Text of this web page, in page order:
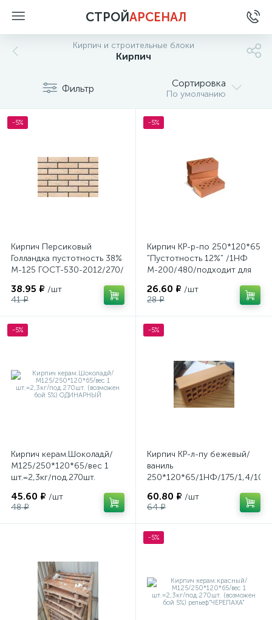
СТРОЙАРСЕНАЛ
Кирпич и строительные блоки
Кирпич
Фильтр Сортировка
По умолчанию
-5%
Кирпич Персиковый
Голландка пустотность 38%
М-125 ГОСТ-530-2012/270/
38.95 ₽ /шт
41 ₽
-5%
Кирпич КР-р-по 250*120*65
"Пустотность 12%" /1НФ
М-200/480/подходит для
26.60 ₽ /шт
28 ₽
-5%
Кирпич керам.Шоколадй/
М125/250*120*65/вес 1
шт.=2,3кг/под.270шт.
ОДИНАРНЫЙ
45.60 ₽ /шт
48 ₽
-5%
Кирпич КР-л-пу бежевый/
ваниль
250*120*65/1НФ/175/1,4/100
60.80 ₽ /шт
64 ₽
-5%